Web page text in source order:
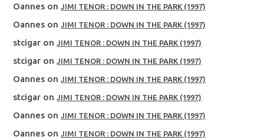
Oannes onJIMI TENOR : DOWN IN THE PARK (1997)
Oannes onJIMI TENOR : DOWN IN THE PARK (1997)
stcigar onJIMI TENOR : DOWN IN THE PARK (1997)
stcigar onJIMI TENOR : DOWN IN THE PARK (1997)
Oannes onJIMI TENOR : DOWN IN THE PARK (1997)
stcigar onJIMI TENOR : DOWN IN THE PARK (1997)
Oannes onJIMI TENOR : DOWN IN THE PARK (1997)
Oannes onJIMI TENOR : DOWN IN THE PARK (1997)